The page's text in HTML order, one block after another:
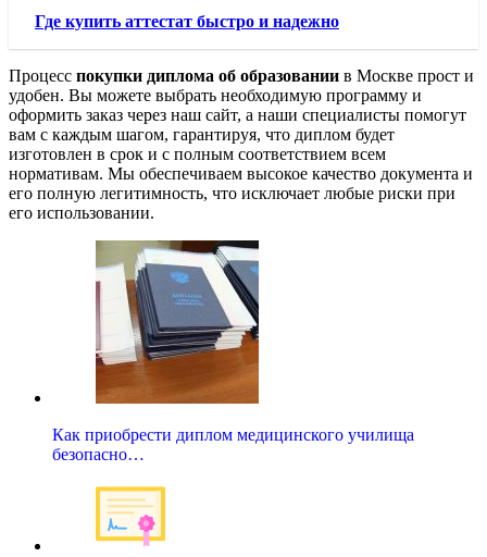
Где купить аттестат быстро и надежно
Процесс покупки диплома об образовании в Москве прост и
удобен. Вы можете выбрать необходимую программу и
оформить заказ через наш сайт, а наши специалисты помогут
вам с каждым шагом, гарантируя, что диплом будет
изготовлен в срок и с полным соответствием всем
нормативам. Мы обеспечиваем высокое качество документа и
его полную легитимность, что исключает любые риски при
его использовании.
Как приобрести диплом медицинского училища
безопасно…